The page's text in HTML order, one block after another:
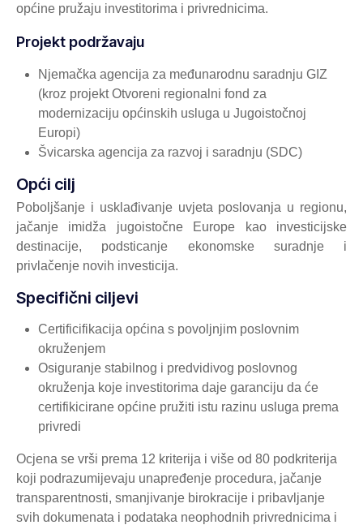
općine pružaju investitorima i privrednicima.
Projekt podržavaju
Njemačka agencija za međunarodnu saradnju GIZ
(kroz projekt Otvoreni regionalni fond za
modernizaciju općinskih usluga u Jugoistočnoj
Europi)
Švicarska agencija za razvoj i saradnju (SDC)
Opći cilj
Poboljšanje i usklađivanje uvjeta poslovanja u regionu,
jačanje imidža jugoistočne Europe kao investicijske
destinacije, podsticanje ekonomske suradnje i
privlačenje novih investicija.
Specifični ciljevi
Certificifikacija općina s povoljnjim poslovnim
okruženjem
Osiguranje stabilnog i predvidivog poslovnog
okruženja koje investitorima daje garanciju da će
certifikicirane općine pružiti istu razinu usluga prema
privredi
Ocjena se vrši prema 12 kriterija i više od 80 podkriterija
koji podrazumijevaju unapređenje procedura, jačanje
transparentnosti, smanjivanje birokracije i pribavljanje
svih dokumenata i podataka neophodnih privrednicima i